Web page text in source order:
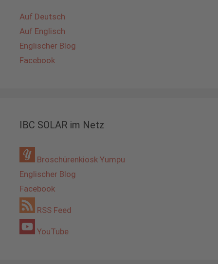
Auf Deutsch
Auf Englisch
Englischer Blog
Facebook
IBC SOLAR im Netz
Broschürenkiosk Yumpu
Englischer Blog
Facebook
RSS Feed
YouTube